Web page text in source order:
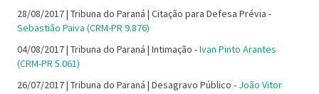
28/08/2017 | Tribuna do Paraná | Citação para Defesa Prévia -
Sebastião Paiva (CRM-PR 9.876)
04/08/2017 | Tribuna do Paraná | Intimação -Ivan Pinto Arantes
(CRM-PR 5.061)
26/07/2017 | Tribuna do Paraná | Desagravo Público - João Vitor